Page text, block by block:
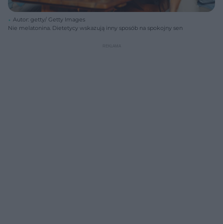
Autor: getty/ Getty Images
Nie melatonina. Dietetycy wskazują inny sposób na spokojny sen